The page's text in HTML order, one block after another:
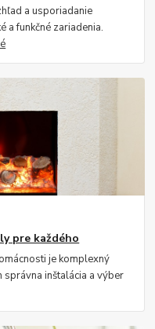
a usporiadanie
a funkčné zariadenia.
pre každého
je komplexný
správna inštalácia a výber